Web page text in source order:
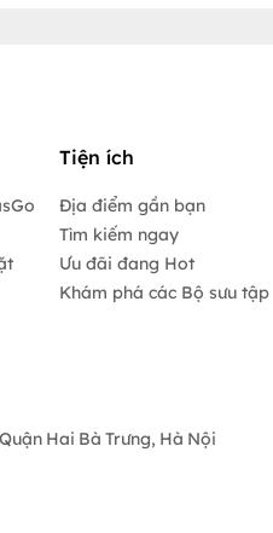
Tiện ích
Địa điểm gần bạn
Tìm kiếm ngay
Ưu đãi đang Hot
Khám phá các Bộ sưu tập
Hai Bà Trưng, Hà Nội